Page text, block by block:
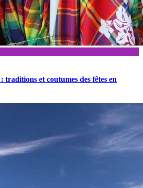
traditions et coutumes des fêtes en